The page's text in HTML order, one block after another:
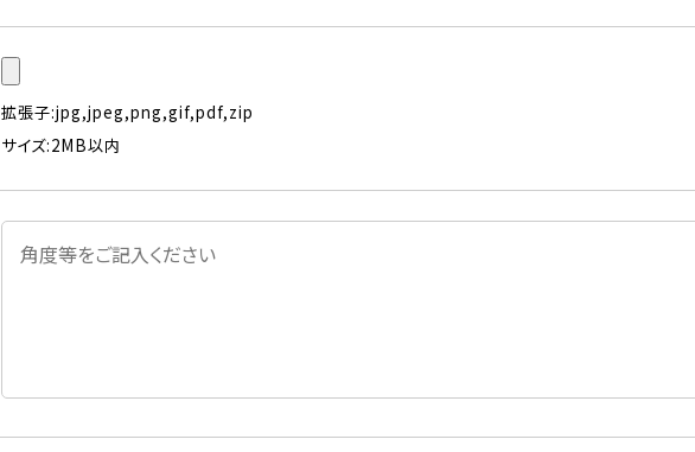
拡張子:jpg,jpeg,png,gif,pdf,zip
サイズ:2MB以内